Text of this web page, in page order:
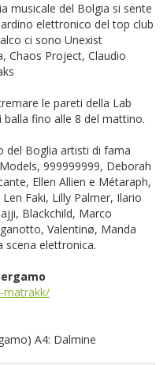
musicale del Bolgia si sente
elettronico del top club
ci sono Unexist
Chaos Project, Claudio
le pareti della Lab
balla fino alle 8 del mattino.
del Boglia artisti di fama
999999999, Deborah
Ellen Allien e Métaraph,
Faki, Lilly Palmer, Ilario
Blackchild, Marco
Valentinø, Manda
elettronica.
matrakk/
A4: Dalmine